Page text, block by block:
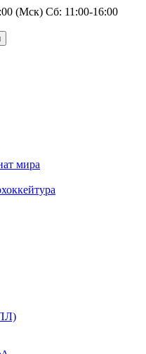
(Мск) Сб: 11:00-16:00
мира